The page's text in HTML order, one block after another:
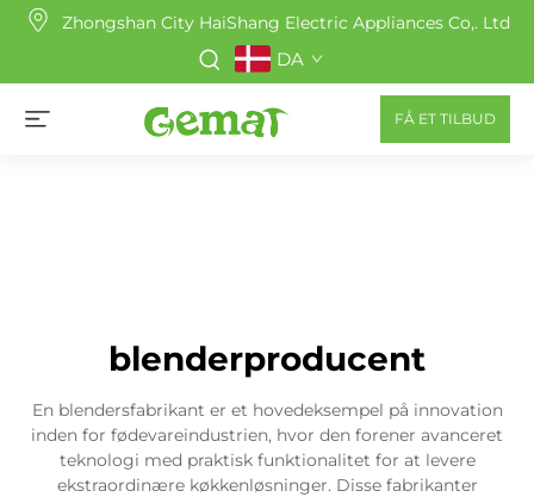
Zhongshan City HaiShang Electric Appliances Co,. Ltd
DA
FÅ ET TILBUD
blenderproducent
En blendersfabrikant er et hovedeksempel på innovation
inden for fødevareindustrien, hvor den forener avanceret
teknologi med praktisk funktionalitet for at levere
ekstraordinære køkkenløsninger. Disse fabrikanter